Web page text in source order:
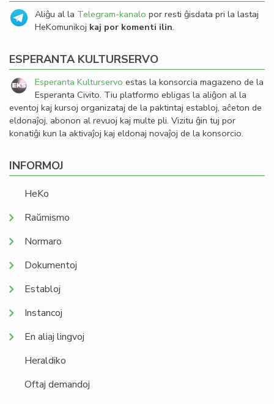
Aliĝu al la Telegram-kanalo por resti ĝisdata pri la lastaj
HeKomunikoj kaj por komenti ilin.
ESPERANTA KULTURSERVO
Esperanta Kulturservo estas la konsorcia magazeno de la
Esperanta Civito. Tiu platformo ebligas la aliĝon al la
eventoj kaj kursoj organizataj de la paktintaj establoj, aĉeton de
eldonaĵoj, abonon al revuoj kaj multe pli. Vizitu ĝin tuj por
konatiĝi kun la aktivaĵoj kaj eldonaj novaĵoj de la konsorcio.
INFORMOJ
HeKo
Raŭmismo
Normaro
Dokumentoj
Establoj
Instancoj
En aliaj lingvoj
Heraldiko
Oftaj demandoj